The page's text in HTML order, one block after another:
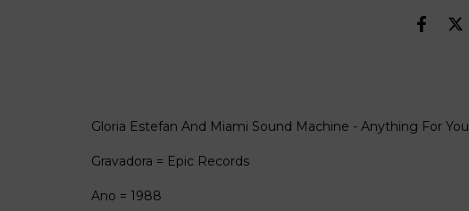
Gloria Estefan And Miami Sound Machine - Anything For You
Gravadora = Epic Records
Ano = 1988